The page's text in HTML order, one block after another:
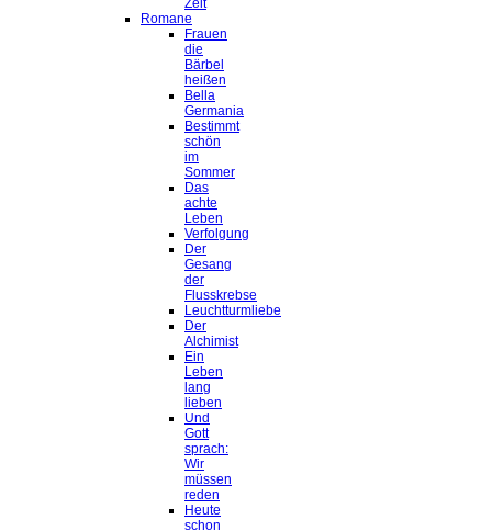
Zeit
Romane
Frauen
die
Bärbel
heißen
Bella
Germania
Bestimmt
schön
im
Sommer
Das
achte
Leben
Verfolgung
Der
Gesang
der
Flusskrebse
Leuchtturmliebe
Der
Alchimist
Ein
Leben
lang
lieben
Und
Gott
sprach:
Wir
müssen
reden
Heute
schon